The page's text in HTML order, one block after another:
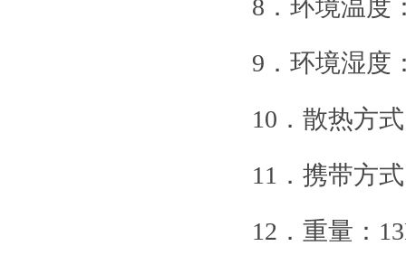
8．环境温
9．环境湿度
10．散热方
11．携带方
12．重量：